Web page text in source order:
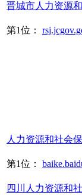
晋城市人力资源和
第1位：
人力资源和社会
第1位：
四川 人力资源和